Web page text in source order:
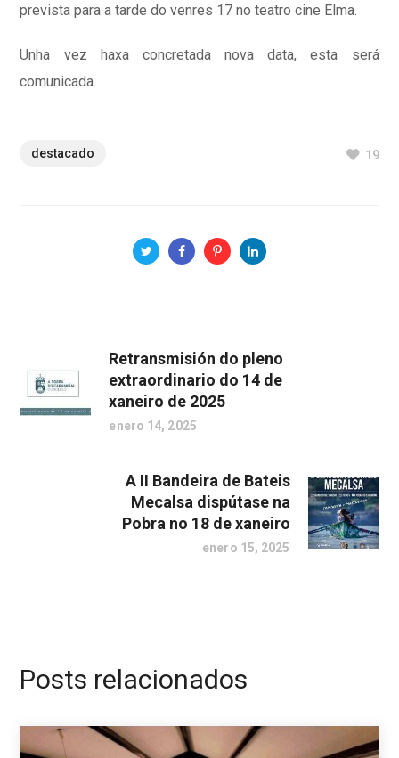
prevista para a tarde do venres 17 no teatro cine Elma.
Unha vez haxa concretada nova data, esta será
comunicada.
destacado 19
Retransmisión do pleno
extraordinario do 14 de
xaneiro de 2025
enero 14, 2025
A II Bandeira de Bateis
Mecalsa dispútase na
Pobra no 18 de xaneiro
enero 15, 2025
Posts relacionados